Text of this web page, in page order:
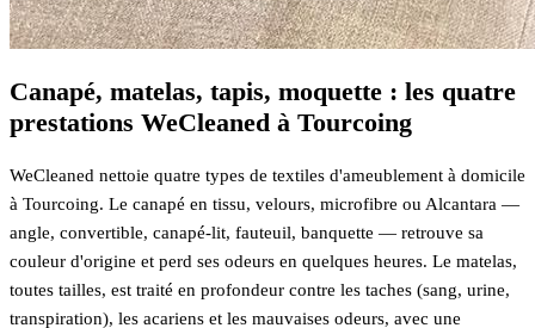
Canapé, matelas, tapis, moquette : les quatre
prestations WeCleaned à Tourcoing
WeCleaned nettoie quatre types de textiles d'ameublement à domicile
à Tourcoing. Le canapé en tissu, velours, microfibre ou Alcantara —
angle, convertible, canapé-lit, fauteuil, banquette — retrouve sa
couleur d'origine et perd ses odeurs en quelques heures. Le matelas,
toutes tailles, est traité en profondeur contre les taches (sang, urine,
transpiration), les acariens et les mauvaises odeurs, avec une